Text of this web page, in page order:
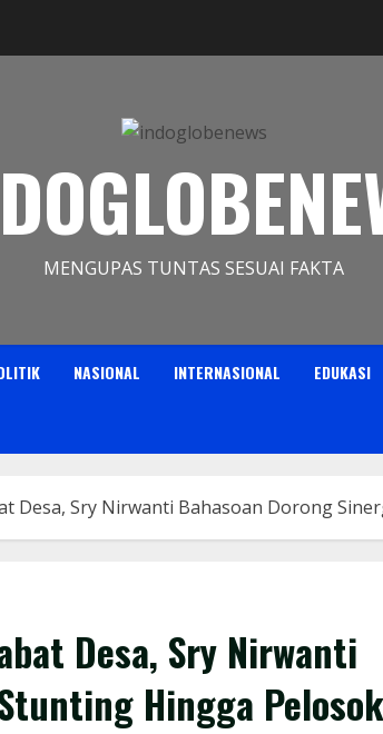
MENGUPAS TUNTAS SESUAI FAKTA
NASIONAL INTERNASIONAL EDUKASI
Desa, Sry Nirwanti Bahasoan Dorong
Desa, Sry Nirwanti
Hingga Pelosok